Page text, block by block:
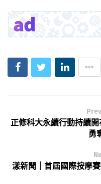
正修科大永續行動持續開
勇
漾新聞｜首屆國際按摩